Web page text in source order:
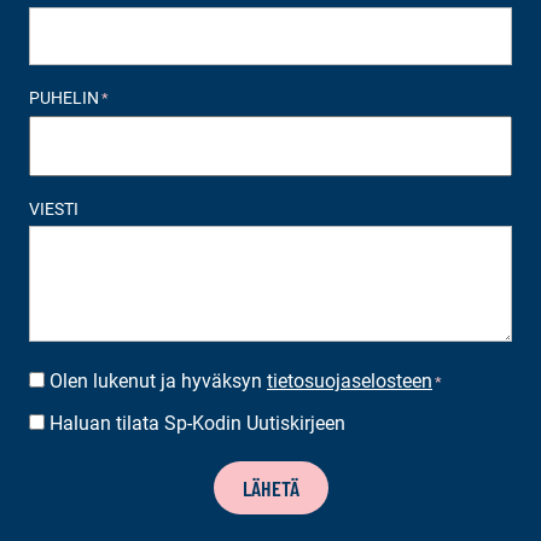
PUHELIN *
VIESTI
SUOSTUMUS*
Olen lukenut ja hyväksyn tietosuojaselosteen *
UUTISKIRJEEN
Haluan tilata Sp-Kodin Uutiskirjeen
LÄHETÄ